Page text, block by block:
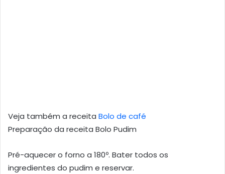
Veja também a receita Bolo de café
Preparação da receita Bolo Pudim
Pré-aquecer o forno a 180º. Bater todos os
ingredientes do pudim e reservar.